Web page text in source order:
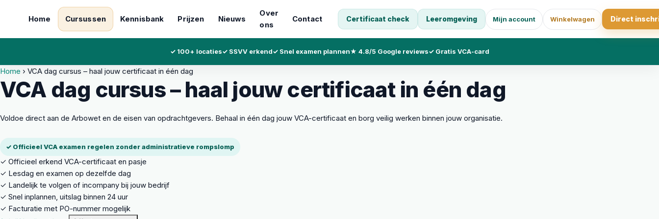
Home Cursussen Kennisbank Prijzen Nieuws
Over
ons
Contact Certificaat check Leeromgeving Mijn account Winkelwagen Direct
✓ 100+ locaties✓ SSVV erkend✓ Snel examen plannen★ 4.8/5 Google reviews✓ Gratis VCA-card
Home › VCA dag cursus – haal jouw certificaat in één dag
VCA dag cursus – haal jouw certificaat in één dag
Voldoe direct aan de Arbowet en de eisen van opdrachtgevers. Behaal in één dag jouw VCA-certificaat en borg veilig werken binnen jouw organisatie.
✓ Officieel VCA examen regelen zonder administratieve rompslomp
✓ Officieel erkend VCA-certificaat en pasje
✓ Lesdag en examen op dezelfde dag
✓ Landelijk te volgen of incompany bij jouw bedrijf
✓ Snel inplannen, uitslag binnen 24 uur
✓ Facturatie met PO-nummer mogelijk